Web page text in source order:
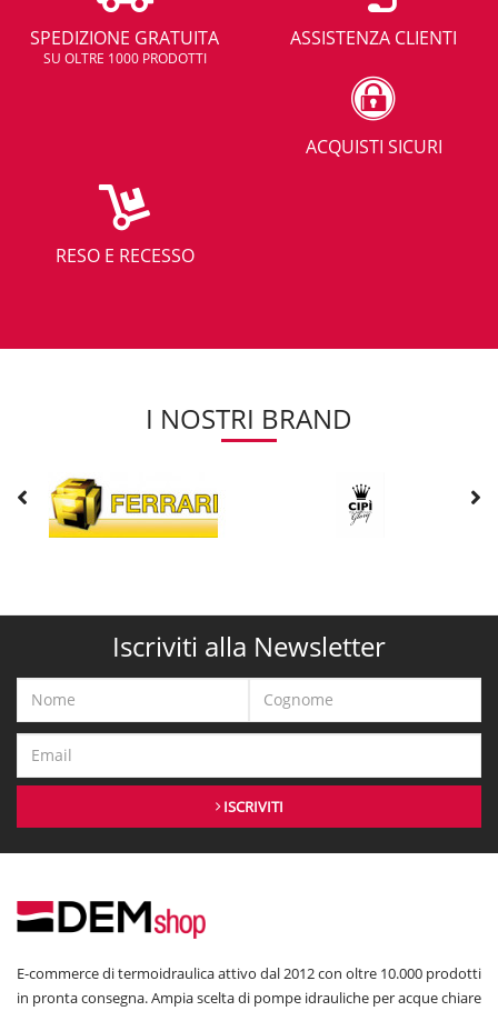
SPEDIZIONE GRATUITA
SU OLTRE 1000 PRODOTTI
ASSISTENZA CLIENTI
ACQUISTI SICURI
RESO E RECESSO
I NOSTRI BRAND
Iscriviti alla Newsletter
ISCRIVITI
E-commerce di termoidraulica attivo dal 2012 con oltre 10.000 prodotti
in pronta consegna. Ampia scelta di pompe idrauliche per acque chiare